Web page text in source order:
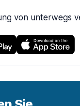
von unterwegs